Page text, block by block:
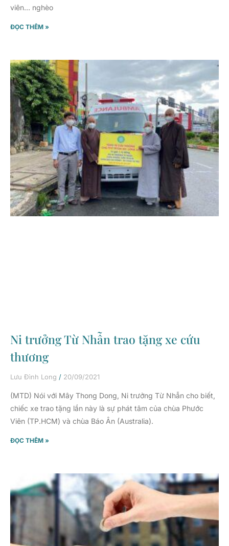
viên… nghèo
ĐỌC THÊM »
Ni trưởng Từ Nhẫn trao tặng xe cứu
thương
Lưu Đình Long 20/09/2021
(MTD) Nói với Mây Thong Dong, Ni trưởng Từ Nhẫn cho biết,
chiếc xe trao tặng lần này là sự phát tâm của chùa Phước
Viên (TP.HCM) và chùa Báo Ân (Australia).
ĐỌC THÊM »